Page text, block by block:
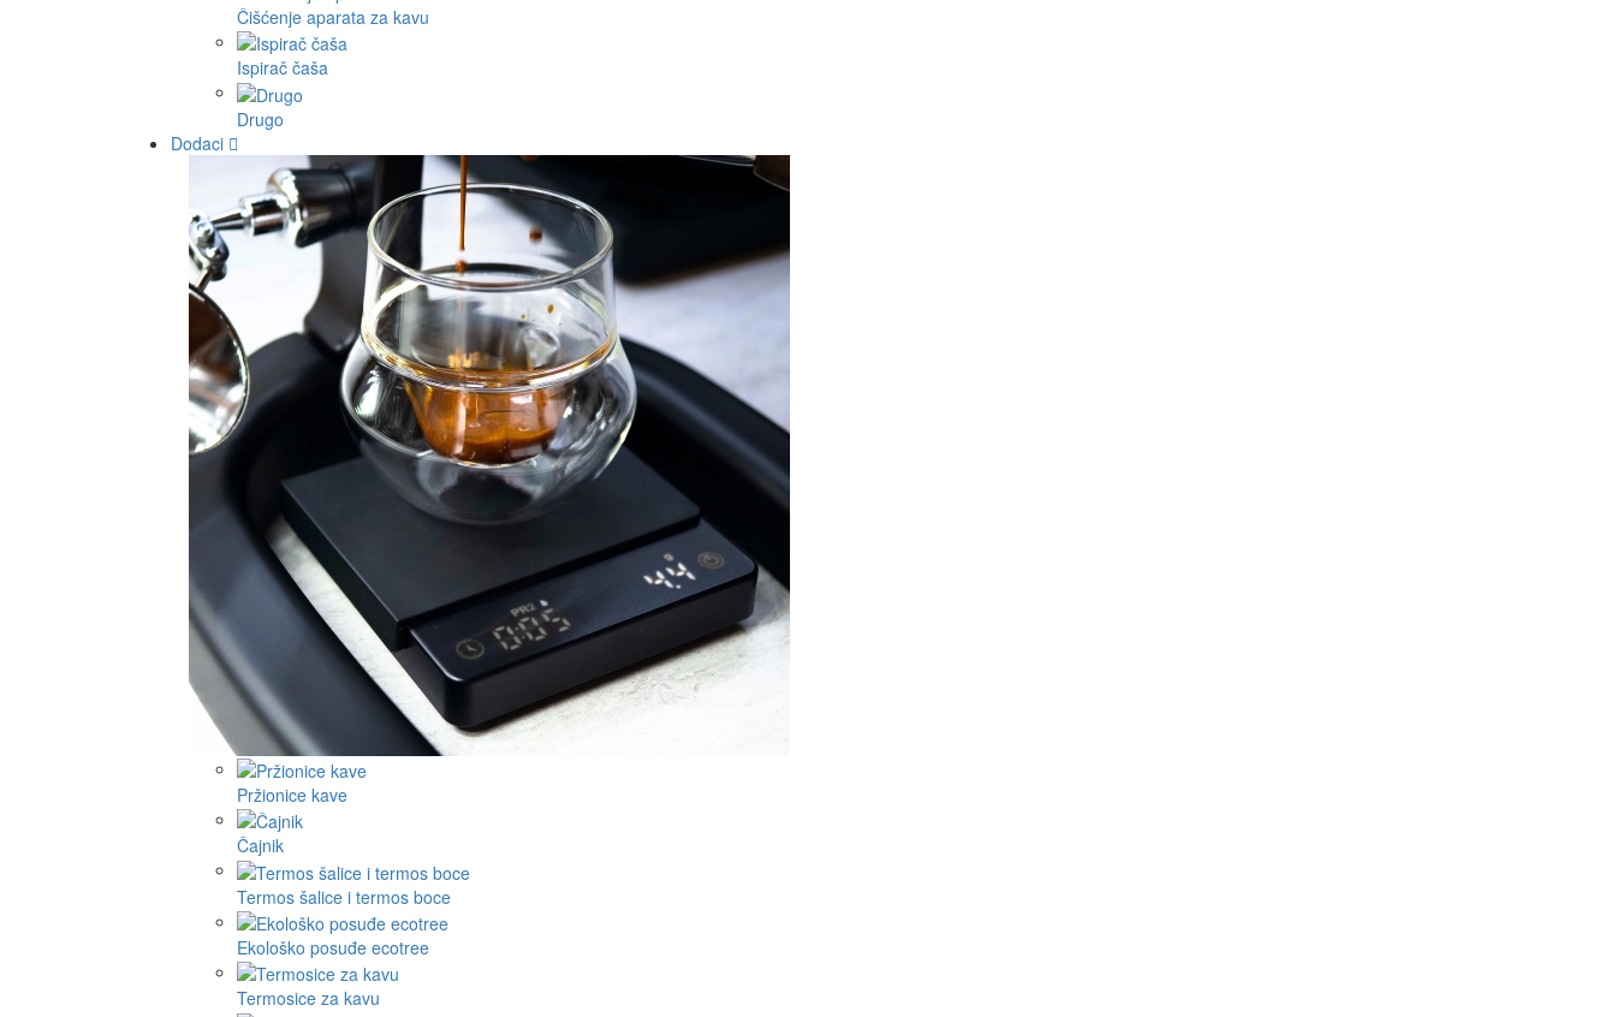
Čišćenje aparata za kavu
Ispirač čaša
Drugo
Dodaci
Pržionice kave
Čajnik
Termos šalice i termos boce
Ekološko posuđe ecotree
Termosice za kavu